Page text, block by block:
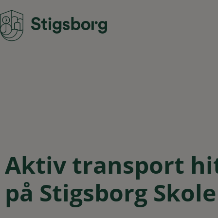
Aktiv transport
på Stigsborg Skole